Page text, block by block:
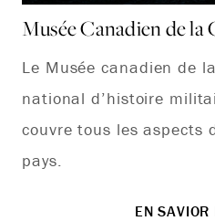
Musée Canadien de la
Le Musée canadien de
national d’histoire
couvre tous les aspects
pays.
EN SAVIOR